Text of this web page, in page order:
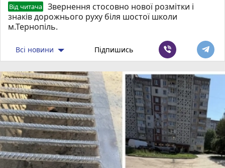
Від читача
Звернення стосовно нової розмітки і
знаків дорожнього руху біля шостої школи
м.Тернопіль.
Всі новини Підпишись